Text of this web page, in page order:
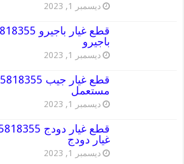
ديسمبر 1, 2023
باجيرو
ديسمبر 1, 2023
مستعمل
ديسمبر 1, 2023
غيار دودج
ديسمبر 1, 2023